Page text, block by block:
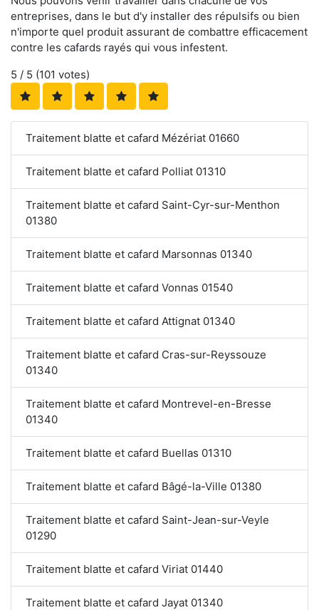
entreprises, dans le but d'y installer des répulsifs ou bien
n'importe quel produit assurant de combattre efficacement
contre les cafards rayés qui vous infestent.
5 / 5 (101 votes)
Traitement blatte et cafard Mézériat 01660
Traitement blatte et cafard Polliat 01310
Traitement blatte et cafard Saint-Cyr-sur-Menthon
01380
Traitement blatte et cafard Marsonnas 01340
Traitement blatte et cafard Vonnas 01540
Traitement blatte et cafard Attignat 01340
Traitement blatte et cafard Cras-sur-Reyssouze
01340
Traitement blatte et cafard Montrevel-en-Bresse
01340
Traitement blatte et cafard Buellas 01310
Traitement blatte et cafard Bâgé-la-Ville 01380
Traitement blatte et cafard Saint-Jean-sur-Veyle
01290
Traitement blatte et cafard Viriat 01440
Traitement blatte et cafard Jayat 01340